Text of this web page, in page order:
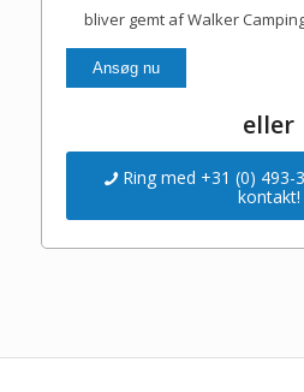
bliver gemt af Walker
eller
Ring med +31 (0) 493-
kontakt!